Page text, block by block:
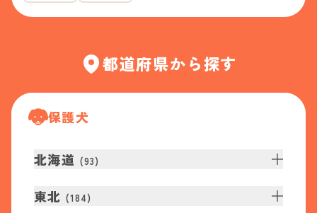
都道府県から探す
保護犬
北海道 (93)
東北 (184)